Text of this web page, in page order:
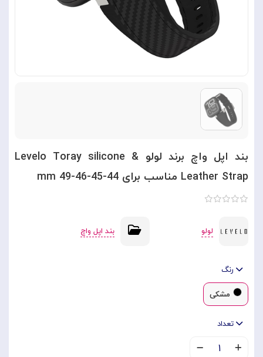
بند اپل واچ برند لولو Levelo Toray silicone &
Leather Strap مناسب برای 44-45-46-49 mm
لولو بند اپل واچ
رنگ
مشکی
تعداد
۱